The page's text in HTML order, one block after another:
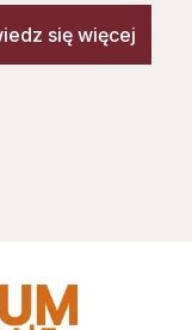
się więcej